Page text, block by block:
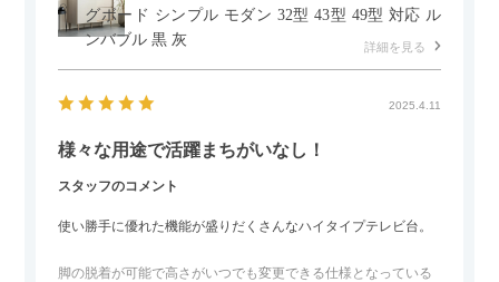
グボード シンプル モダン 32型 43型 49型 対応 ル
ンバブル 黒 灰
詳細を見る
2025.4.11
様々な用途で活躍まちがいなし！
スタッフのコメント
使い勝手に優れた機能が盛りだくさんなハイタイプテレビ台。
脚の脱着が可能で高さがいつでも変更できる仕様となっている